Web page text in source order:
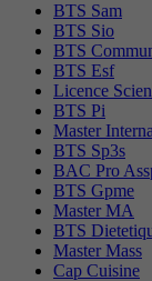
BTS Sam
BTS Sio
BTS
BTS Esf
Licence
BTS Pi
Master
BTS Sp3s
BAC Pro
BTS Gpme
Master MA
BTS
Master Mass
Cap Cuisine